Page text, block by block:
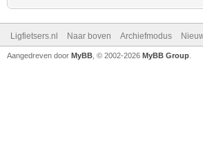
Ligfietsers.nl Naar boven Archiefmodus
Aangedreven door MyBB , © 2002-2026 MyBB Group